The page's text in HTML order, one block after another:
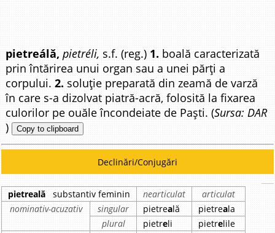
pietreálă, pietréli, s.f. (reg.) 1. boală caracterizată
prin întărirea unui organ sau a unei părți a
corpului.2. soluție preparată din zeamă de varză
în care s-a dizolvat piatră-acră, folosită la fixarea
culorilor pe ouăle încondeiate de Paști. (Sursa: DAR
) Copy to clipboard
Declinări/Conjugări
pietreală substantiv feminin nearticulat
articulat
nominativ-acuzativ
singular pietreală pietreala
plural
pietreli pietrelile